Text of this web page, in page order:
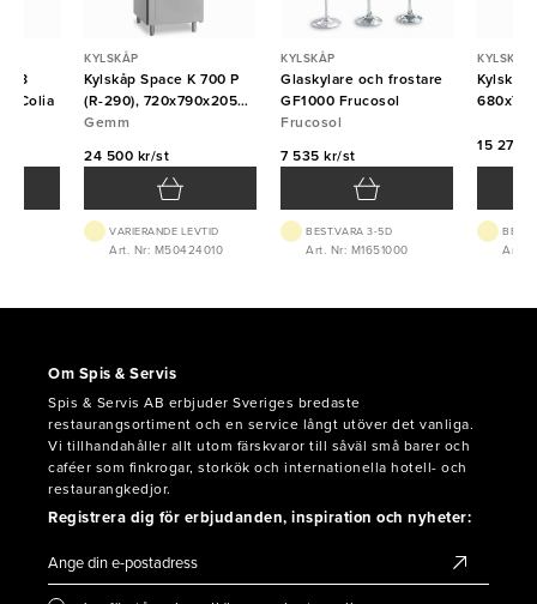
C8
Colia
KYLSKÅP
Kylskåp Space K 700 P
(R-290), 720x790x2050,
Gemm
Gemm
24 500 kr/st
VARIERANDE LEVTID
Art. Nr: M50424010
KYLSKÅP
Glaskylare och frostare
GF1000 Frucosol
Frucosol
7 535 kr/st
BEST.VARA 3-5D
Art. Nr: M1651000
KYLSKÅP
Kylskåp
15 271
Art.
Om Spis & Servis
Spis & Servis AB erbjuder Sveriges bredaste
restaurangsortiment och en service långt utöver det vanliga.
Vi tillhandahåller allt utom färskvaror till såväl små barer och
caféer som finkrogar, storkök och internationella hotell- och
restaurangkedjor.
Registrera dig för erbjudanden, inspiration och nyheter: